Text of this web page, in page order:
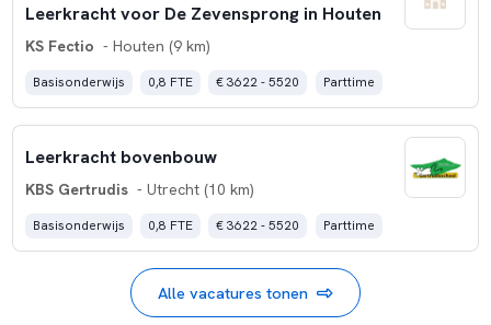
Leerkracht voor De Zevensprong in Houten
KS Fectio - Houten (9 km)
Basisonderwijs 0,8 FTE € 3622 - 5520 Parttime
Leerkracht bovenbouw
KBS Gertrudis - Utrecht (10 km)
Basisonderwijs 0,8 FTE € 3622 - 5520 Parttime
Alle vacatures tonen